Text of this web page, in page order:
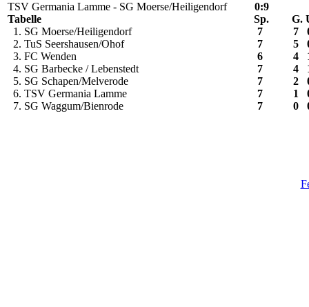
TSV Germania Lamme - SG Moerse/Heiligendorf
0:9
Tabelle
Sp. G.
1. SG Moerse/Heiligendorf
7 7
2. TuS Seershausen/Ohof
7 5
3. FC Wenden
6 4
4. SG Barbecke / Lebenstedt
7 4
5. SG Schapen/Melverode
7 2
6. TSV Germania Lamme
7 1
7. SG Waggum/Bienrode
7 0